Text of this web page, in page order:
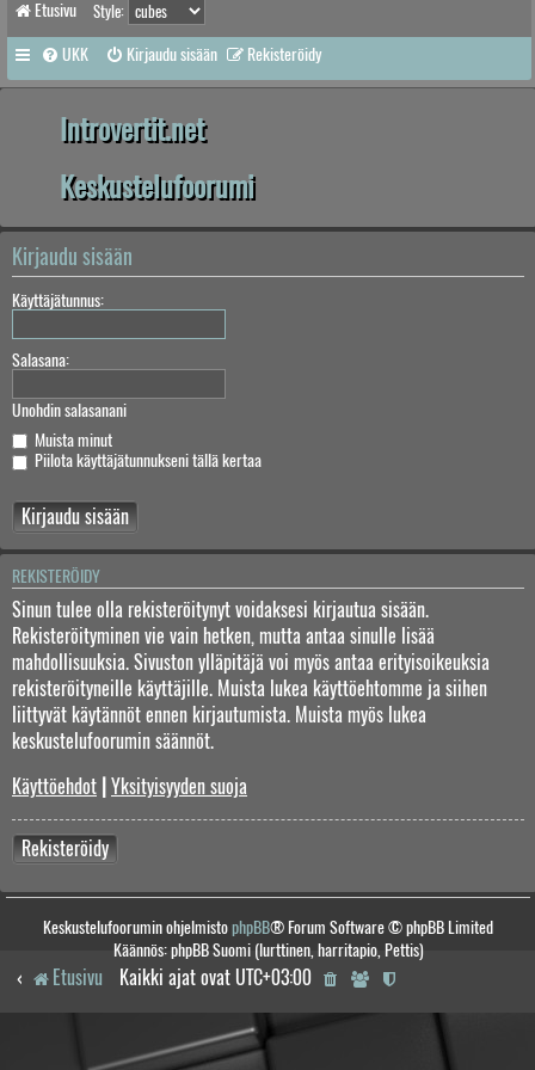
Etusivu Style:
UKK Kirjaudu sisään Rekisteröidy
Introvertit.net
Keskustelufoorumi
Kirjaudu sisään
Käyttäjätunnus:
Salasana:
Unohdin salasanani
Muista minut
Piilota käyttäjätunnukseni tällä kertaa
REKISTERÖIDY
Sinun tulee olla rekisteröitynyt voidaksesi kirjautua sisään.
Rekisteröityminen vie vain hetken, mutta antaa sinulle lisää
mahdollisuuksia. Sivuston ylläpitäjä voi myös antaa erityisoikeuksia
rekisteröityneille käyttäjille. Muista lukea käyttöehtomme ja siihen
liittyvät käytännöt ennen kirjautumista. Muista myös lukea
keskustelufoorumin säännöt.
Käyttöehdot Yksityisyyden suoja
Rekisteröidy
Keskustelufoorumin ohjelmistophpBB® Forum Software © phpBB Limited
Käännös: phpBB Suomi (lurttinen, harritapio, Pettis)
Etusivu Kaikki ajat ovat UTC+03:00